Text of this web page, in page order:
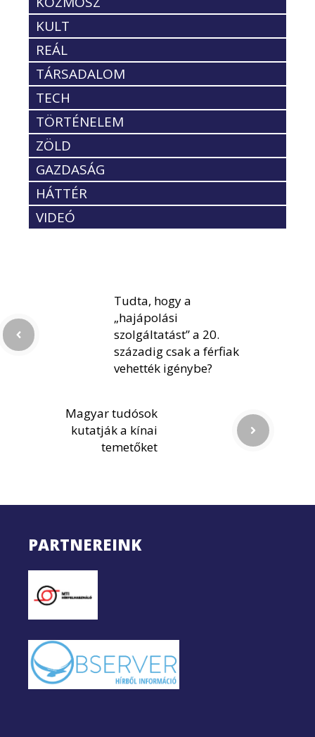
KULT
REÁL
TÁRSADALOM
TECH
TÖRTÉNELEM
ZÖLD
GAZDASÁG
HÁTTÉR
VIDEÓ
Tudta, hogy a
„hajápolási
szolgáltatást” a 20.
századig csak a férfiak
vehették igénybe?
Magyar tudósok
kutatják a kínai
temetőket
PARTNEREINK